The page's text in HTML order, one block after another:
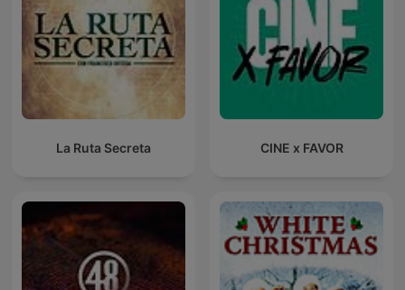
La Ruta Secreta CINE x FAVOR